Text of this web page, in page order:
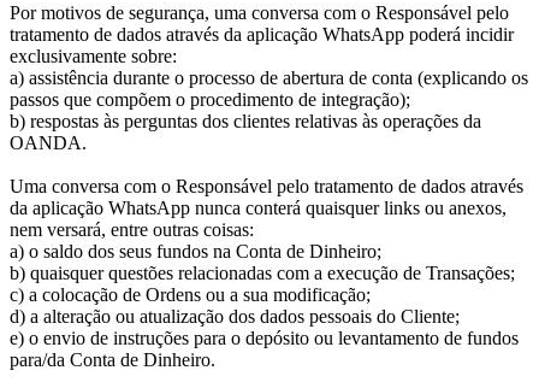
Por motivos de segurança, uma conversa com o Responsável pelo
tratamento de dados através da aplicação WhatsApp poderá incidir
exclusivamente sobre:
a) assistência durante o processo de abertura de conta (explicando os
passos que compõem o procedimento de integração);
b) respostas às perguntas dos clientes relativas às operações da
OANDA.
Uma conversa com o Responsável pelo tratamento de dados através
da aplicação WhatsApp nunca conterá quaisquer links ou anexos,
nem versará, entre outras coisas:
a) o saldo dos seus fundos na Conta de Dinheiro;
b) quaisquer questões relacionadas com a execução de Transações;
c) a colocação de Ordens ou a sua modificação;
d) a alteração ou atualização dos dados pessoais do Cliente;
e) o envio de instruções para o depósito ou levantamento de fundos
para/da Conta de Dinheiro.